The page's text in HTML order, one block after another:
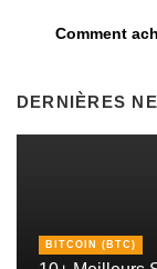
Comment
DERNIÈRES
BITCOIN (BTC)